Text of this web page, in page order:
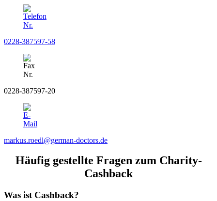
0228-387597-58
0228-387597-20
markus.roedl@german-doctors.de
Häufig gestellte Fragen zum Charity-
Cashback
Was ist Cashback?